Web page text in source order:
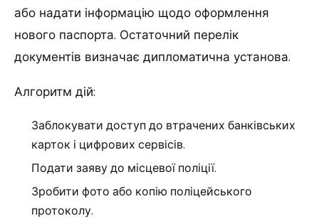
або надати інформацію щодо оформлення
нового паспорта. Остаточний перелік
документів визначає дипломатична установа.
Алгоритм дій:
Заблокувати доступ до втрачених банківських
карток і цифрових сервісів.
Подати заяву до місцевої поліції.
Зробити фото або копію поліцейського
протоколу.